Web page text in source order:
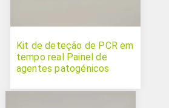
Kit de deteção de PCR em
tempo real Painel de
agentes patogénicos